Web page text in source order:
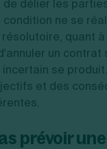
délier les
ne se
quant
un contrat
se
et des
prévoir